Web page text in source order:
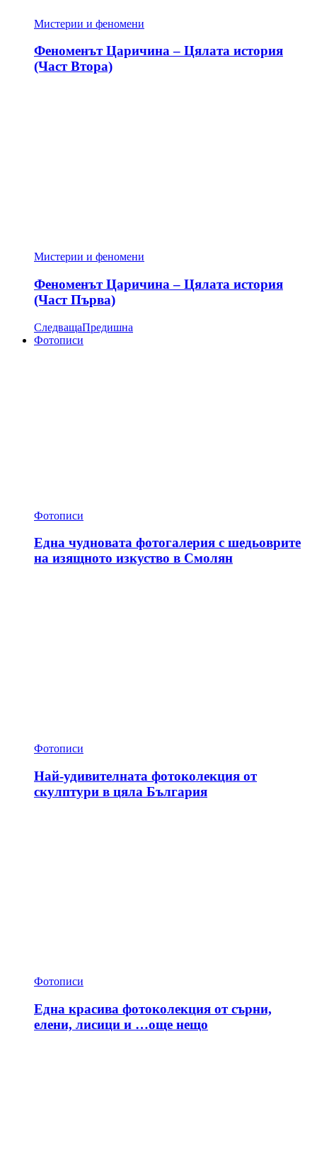
Мистерии и феномени
Феноменът Царичина – Цялата история
(Част Втора)
Мистерии и феномени
Феноменът Царичина – Цялата история
(Част Първа)
СледващаПредишна
Фотописи
Фотописи
Една чудновата фотогалерия с шедьоврите
на изящното изкуство в Смолян
Фотописи
Най-удивителната фотоколекция от
скулптури в цяла България
Фотописи
Една красива фотоколекция от сърни,
елени, лисици и …още нещо